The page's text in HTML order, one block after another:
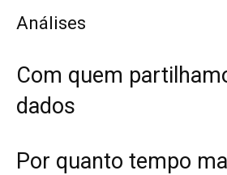
Análises
Com quem
dados
Por quanto tempo